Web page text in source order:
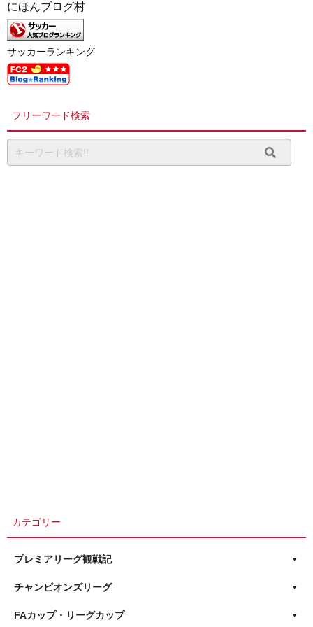
にほんブログ村
サッカーランキング
フリーワード検索
カテゴリー
プレミアリーグ観戦記
チャンピオンズリーグ
FAカップ・リーグカップ